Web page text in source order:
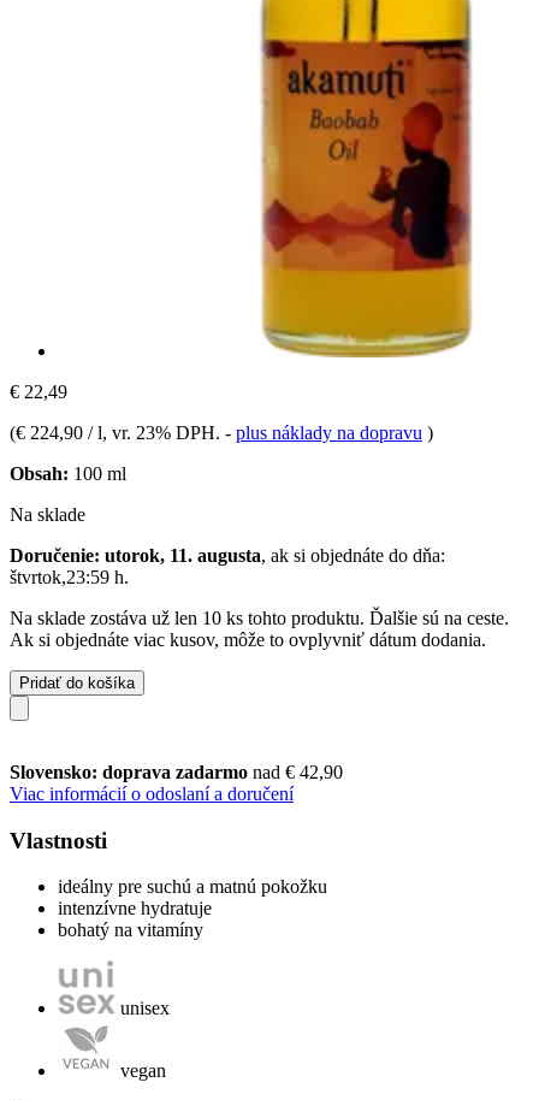
€ 22,49
(€ 224,90 / l, vr. 23% DPH. - plus náklady na dopravu )
Obsah: 100 ml
Na sklade
Doručenie: utorok, 11. augusta, ak si objednáte do dňa:
štvrtok,23:59 h.
Na sklade zostáva už len 10 ks tohto produktu. Ďalšie sú na ceste.
Ak si objednáte viac kusov, môže to ovplyvniť dátum dodania.
Pridať do košíka
Slovensko: doprava zadarmo nad € 42,90
Viac informácií o odoslaní a doručení
Vlastnosti
ideálny pre suchú a matnú pokožku
intenzívne hydratuje
bohatý na vitamíny
unisex
vegan